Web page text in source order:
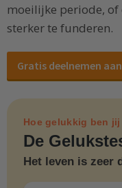
moeilijke periode, of
sterker te funderen.
Gratis deelnemen
Hoe gelukkig ben
De
Het leven is zeer